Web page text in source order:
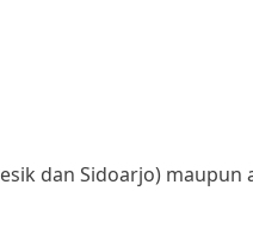
dan Sidoarjo) maupun